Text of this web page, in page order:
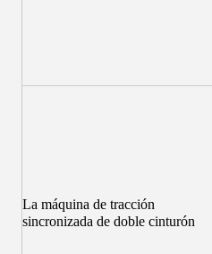
La máquina de tracción
sincronizada de doble cinturón